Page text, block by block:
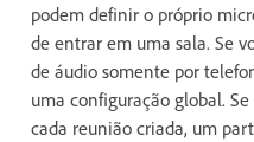
podem definir o próprio
de entrar em uma sala. Se
de áudio somente por
uma configuração global.
cada reunião criada, um